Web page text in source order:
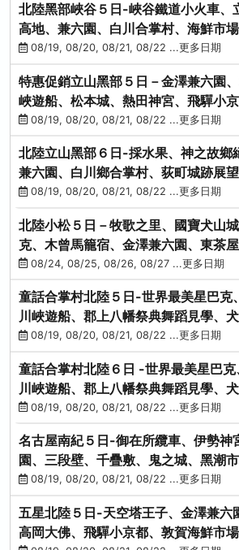
北陸黑部峽谷５日-峽谷鐵道小火車、
高地、兼六園、白川合掌村、海鮮市
雙溫泉
08/19, 08/20, 08/21, 08/22 ...更多日期
特惠促銷立山黑部５日－金澤兼六園
峽遊船、松本城、熱田神宮、飛驒小
08/19, 08/20, 08/21, 08/22 ...更多日期
北陸立山黑部６日-採水果、神之故鄉
兼六園、白川鄉合掌村、荻町城跡展
花之里絢爛花海
08/19, 08/20, 08/21, 08/22 ...更多日期
北陸小松５日－牧歌之里、國寶犬山
克、木曾馬籠宿、金澤兼六園、東茶
白川鄉合掌村
08/24, 08/25, 08/26, 08/27 ...更多日期
童話合掌村北陸５日-世界最美星巴克
川峽遊船、郡上八幡祭典舞蹈見學、
松葉蟹、金箔冰淇淋
08/19, 08/20, 08/21, 08/22 ...更多日期
童話合掌村北陸６日 -世界最美星巴
川峽遊船、郡上八幡祭典舞蹈見學、
松葉蟹、金箔冰淇淋
08/19, 08/20, 08/21, 08/22 ...更多日期
名古屋南紀５日-御在所纜車、伊勢神
園、三段壁、千疊敷、鬼之城、黑潮
勢龍蝦溫泉
08/19, 08/20, 08/21, 08/22 ...更多日期
五星北陸５日-天空塔王子、金澤兼六
高岡大佛、飛驒小京都、敦賀海鮮市場